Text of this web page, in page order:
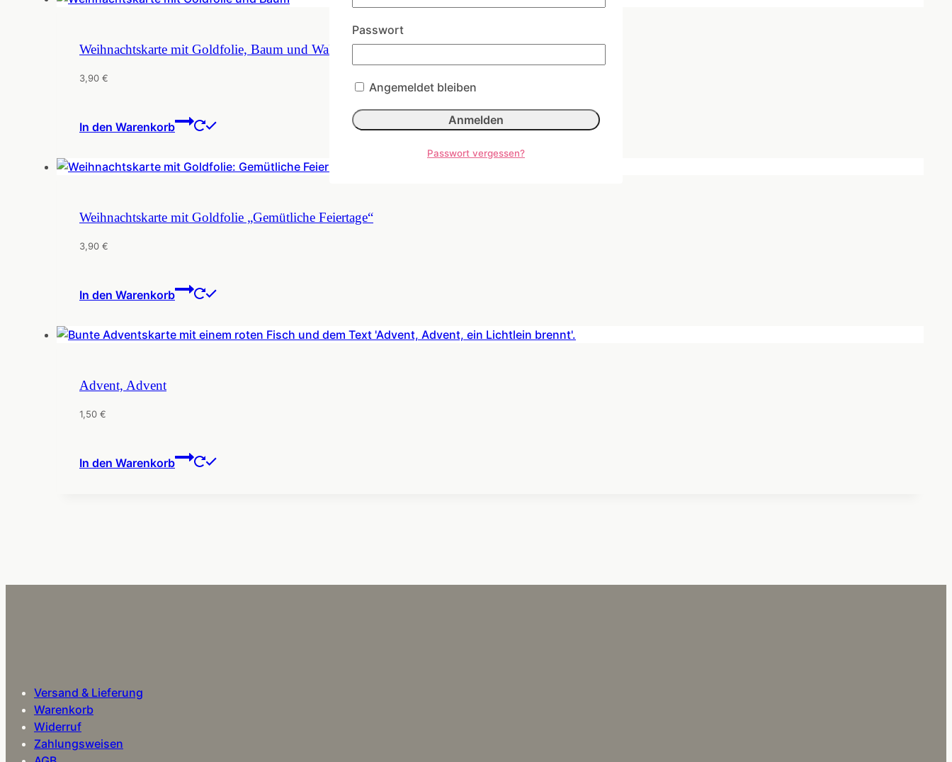
Weihnachtskarte mit Goldfolie, Baum und Waldtieren
3,90 €
In den Warenkorb
Weihnachtskarte mit Goldfolie „Gemütliche Feiertage“
3,90 €
In den Warenkorb
Advent, Advent
1,50 €
In den Warenkorb
Versand & Lieferung
Warenkorb
Widerruf
Zahlungsweisen
Passwort
Angemeldet bleiben
Passwort vergessen?